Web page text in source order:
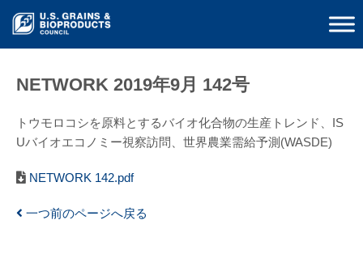
NETWORK 2019年9月 142号
トウモロコシを原料とするバイオ化合物の生産トレンド、IS
Uバイオエコノミー視察訪問、世界農業需給予測(WASDE)
NETWORK 142.pdf
一つ前のページへ戻る